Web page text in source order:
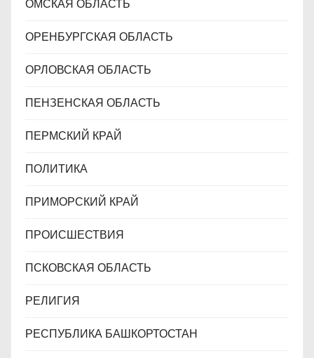
ОМСКАЯ ОБЛАСТЬ
ОРЕНБУРГСКАЯ ОБЛАСТЬ
ОРЛОВСКАЯ ОБЛАСТЬ
ПЕНЗЕНСКАЯ ОБЛАСТЬ
ПЕРМСКИЙ КРАЙ
ПОЛИТИКА
ПРИМОРСКИЙ КРАЙ
ПРОИСШЕСТВИЯ
ПСКОВСКАЯ ОБЛАСТЬ
РЕЛИГИЯ
РЕСПУБЛИКА БАШКОРТОСТАН